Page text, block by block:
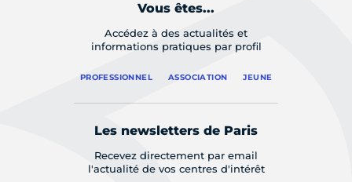
Vous êtes...
Accédez à des actualités et
informations pratiques par profil
PROFESSIONNEL ASSOCIATION JEUNE
Les newsletters de Paris
Recevez directement par email
l'actualité de vos centres d'intérêt